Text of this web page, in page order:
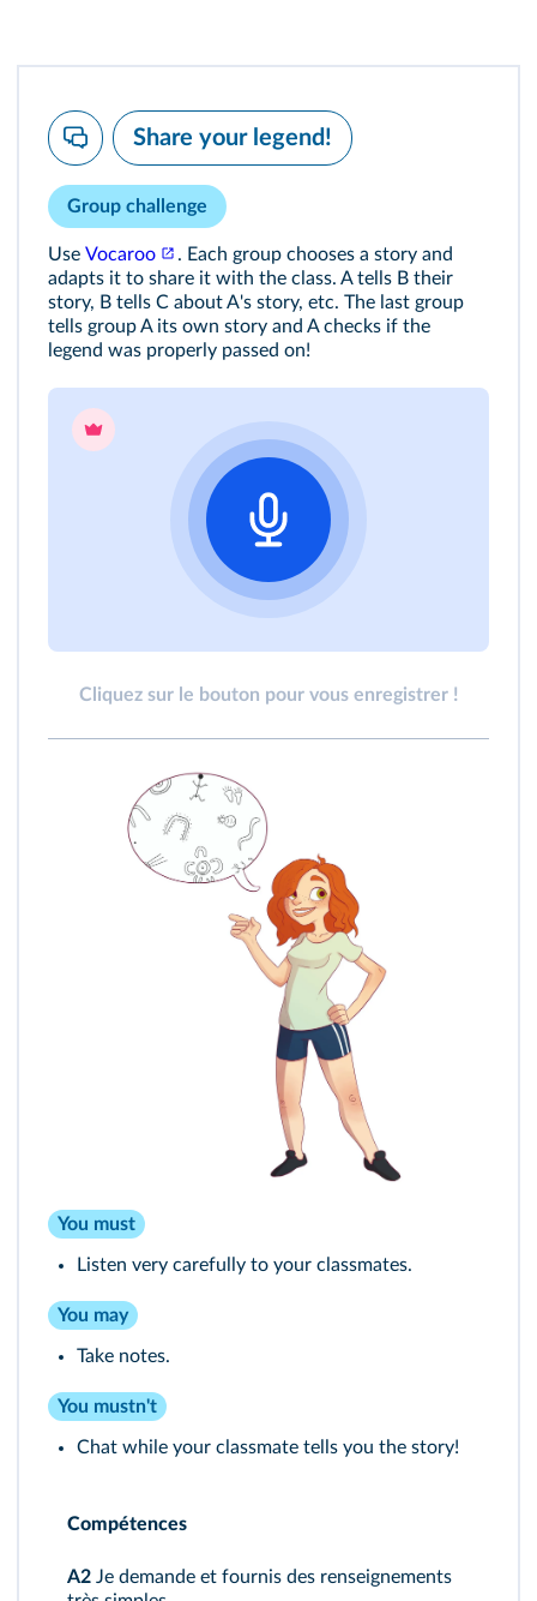
Share your legend!
Group challenge
Use Vocaroo
. Each group chooses a story and
adapts it to share it with the class. A tells B their
story, B tells C about A's story, etc. The last group
tells group A its own story and A checks if the
legend was properly passed on!
Cliquez sur le bouton pour vous enregistrer !
You must
Listen very carefully to your classmates.
You may
Take notes.
You mustn't
Chat while your classmate tells you the story!
Compétences
A2 Je demande et fournis des renseignements